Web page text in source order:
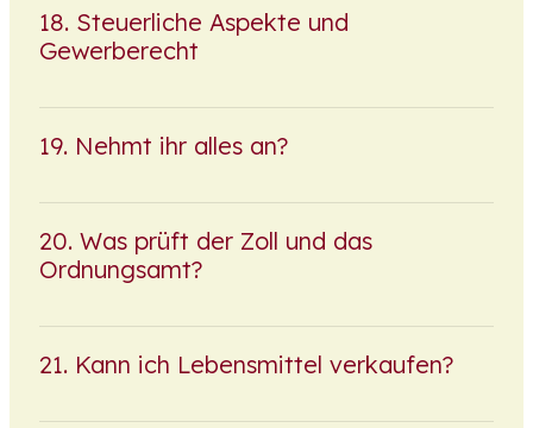
Steuerliche Aspekte und
Gewerberecht
Nehmt ihr alles an?
Was prüft der Zoll und das
Ordnungsamt?
Kann ich Lebensmittel verkaufen?